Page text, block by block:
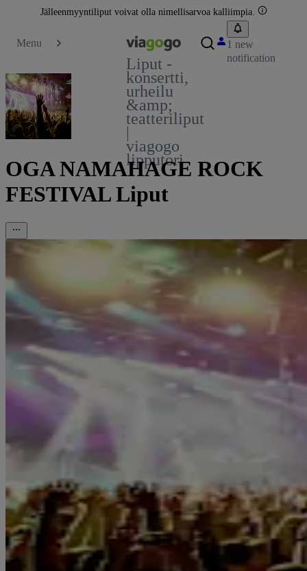
Jälleenmyyntiliput voivat olla nimellisarvoa kalliimpia.
Menu
Liput -
konsertti,
urheilu
&amp;
teatteriliput
|
viagogo
lipputori
1 new
notification
OGA NAMAHAGE ROCK
FESTIVAL Liput